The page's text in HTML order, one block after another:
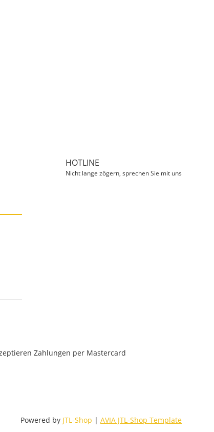
HOTLINE
Nicht lange zögern, sprechen Sie mit uns
Powered by JTL-Shop | AVIA JTL-Shop Template